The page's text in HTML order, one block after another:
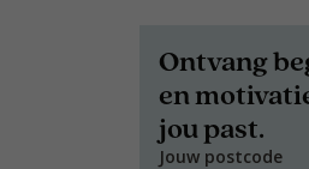
Ontvang
en
jou past.
Jouw postcode